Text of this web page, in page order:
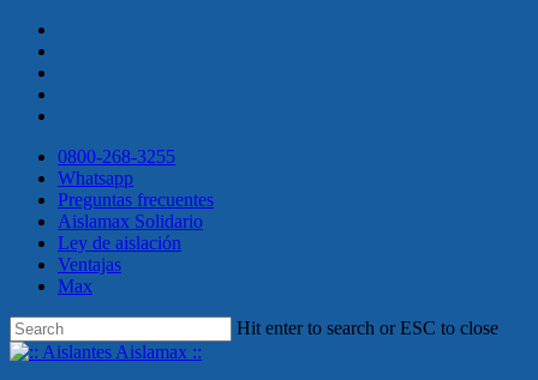
Skip
main
content
0800-268-3255
Whatsapp
Preguntas frecuentes
Aislamax Solidario
Ley de aislación
Ventajas
Max
Hit enter to search or ESC to close
Close